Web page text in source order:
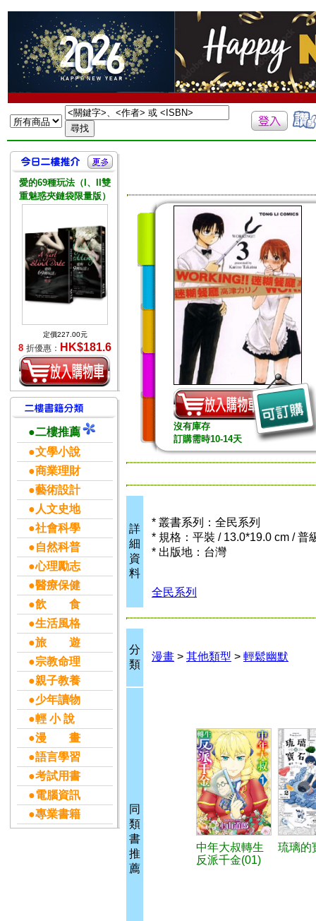
愛的69種玩法（I、II雙
重魅惑夾鏈袋限量版）
定價227.00元
8 折優惠： HK$181.6
●二樓推薦
●文學小說
●商業理財
●藝術設計
●人文史地
●社會科學
●自然科普
●心理勵志
●醫療保健
●飲 食
●生活風格
●旅 遊
●宗教命理
●親子教養
●少年讀物
●輕 小 說
●漫 畫
●語言學習
●考試用書
●電腦資訊
●專業書籍
沒有庫存
訂購需時10-14天
詳
細
資
料
* 叢書系列：全民系列
* 規格：平裝 / 13.0*19.0 cm / 普
* 出版地：台灣
全民系列
分
類
漫畫 > 其他類型 > 輕鬆幽默
同
類
書
推
薦
中年大叔轉生
反派千金(01)
琉璃的